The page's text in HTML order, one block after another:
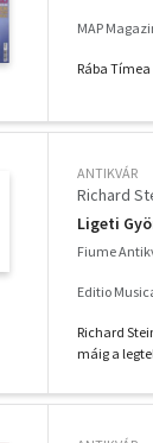
MAP
Rába Tímea
ANTIKVÁR
Richard
Ligeti
Fiume
Editio
Richard
máig a